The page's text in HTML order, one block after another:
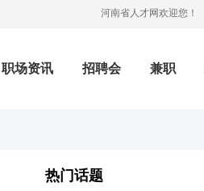
河南省人才网欢迎您！
职场资讯 招聘会 兼职
热门话题